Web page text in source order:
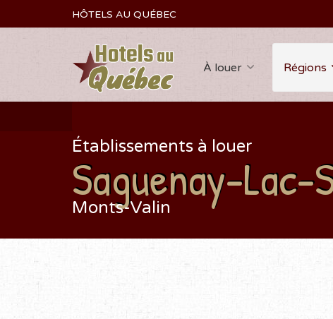
HÔTELS AU QUÉBEC
À louer Régions
Établissements à louer
Saguenay-
Monts-Valin